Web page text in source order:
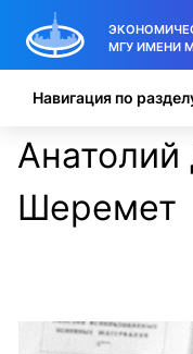
МГУ ИМЕНИ
Анатолий
Шеремет
Навигация по